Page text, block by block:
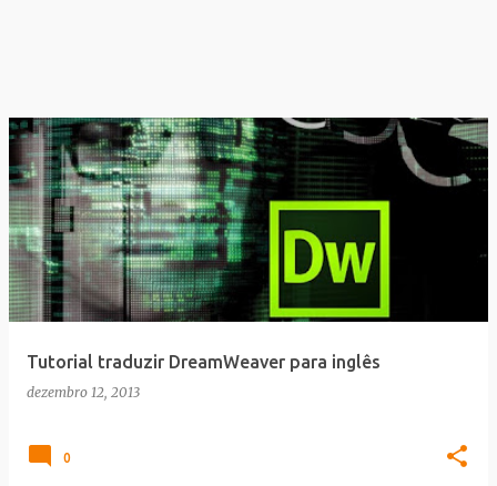
Tutorial traduzir DreamWeaver para inglês
dezembro 12, 2013
0